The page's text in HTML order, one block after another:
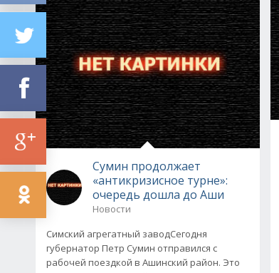
Сумин продолжает
«антикризисное турне»:
очередь дошла до Аши
Новости
Симский агрегатный заводСегодня
губернатор Петр Сумин отправился с
рабочей поездкой в Ашинский район. Это